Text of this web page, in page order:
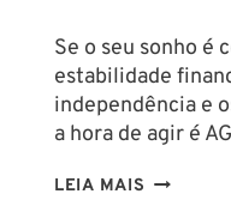
Se o seu sonho é
estabilidade
independência e
a hora de agir é
LEIA MAIS CONCURSO